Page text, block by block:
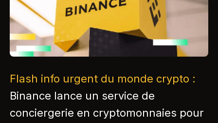
Flash info urgent du monde crypto :
Binance lance un service de
conciergerie en cryptomonnaies pour